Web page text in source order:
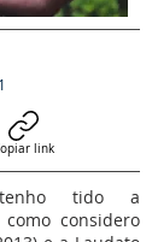
link
tido a
considero